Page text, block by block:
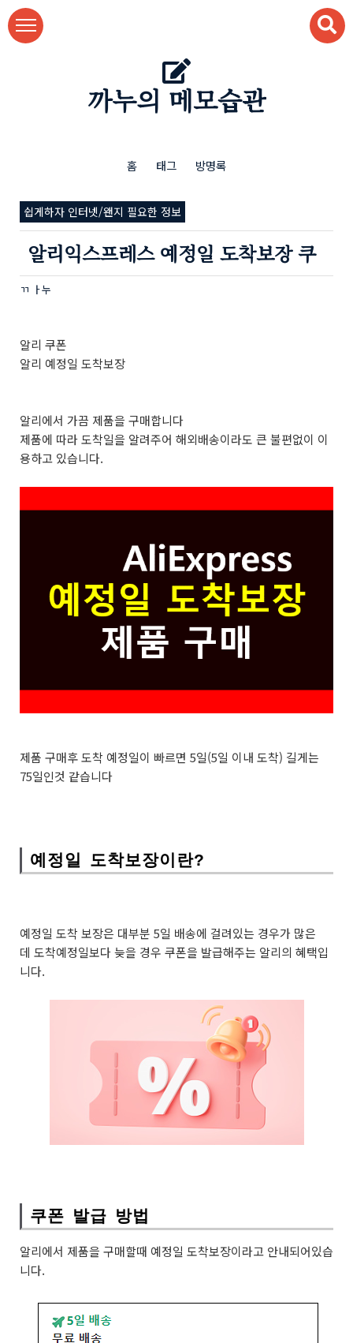
본문 바로가기
까누의 메모습관
홈 태그 방명록
쉽게하자 인터넷/왠지 필요한 정보
알리익스프레스 예정일 도착보장 쿠
ㄲ ㅏ누
알리 쿠폰
알리 예정일 도착보장
알리에서 가끔 제품을 구매합니다
제품에 따라 도착일을 알려주어 해외배송이라도 큰 불편없이 이
용하고 있습니다.
제품 구매후 도착 예정일이 빠르면 5일(5일 이내 도착) 길게는
75일인것 같습니다
예정일 도착보장이란?
예정일 도착 보장은 대부분 5일 배송에 걸려있는 경우가 많은
데 도착예정일보다 늦을 경우 쿠폰을 발급해주는 알리의 혜택입
니다.
쿠폰 발급 방법
알리에서 제품을 구매할때 예정일 도착보장이라고 안내되어있습
니다.